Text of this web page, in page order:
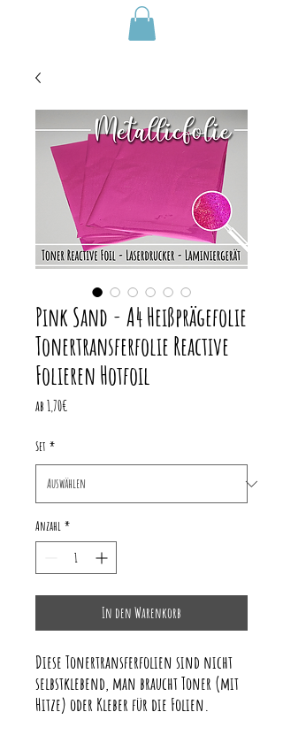
Pink Sand - A4 Heißprägefolie
Tonertransferfolie Reactive
Folieren Hotfoil
ab 1,70€
Set *
Anzahl *
In den Warenkorb
Diese Tonertransferfolien sind nicht
selbstklebend, man braucht Toner (mit
Hitze) oder Kleber für die Folien.